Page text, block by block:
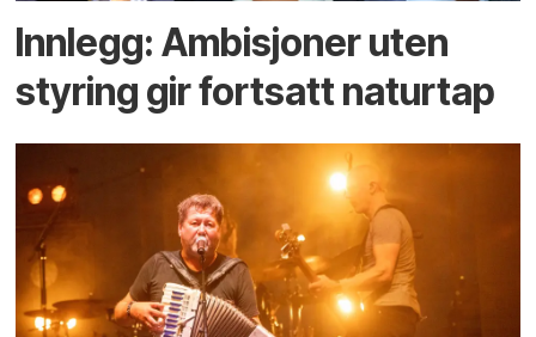
Innlegg: Ambisjoner uten
styring gir fortsatt naturtap